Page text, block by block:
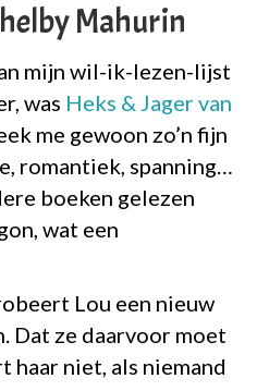
Mahurin
mijn wil-ik-lezen-lijst
was Heks & Jager van
me gewoon zo’n fijn
romantiek, spanning…
boeken gelezen
wat een
Lou een nieuw
Dat ze daarvoor moet
haar niet, als niemand